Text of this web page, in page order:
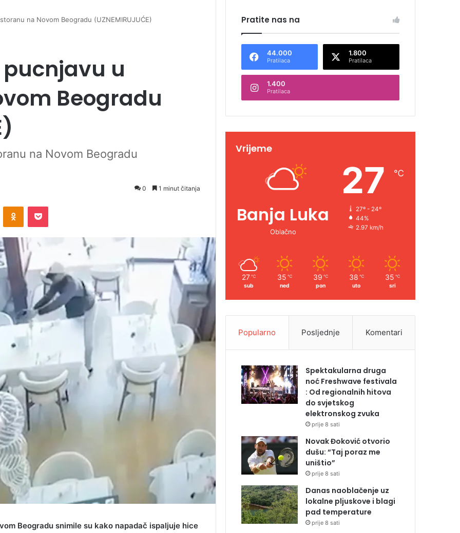
na Novom Beogradu (UZNEMIRUJUĆE)
u
Beogradu
na Novom Beogradu
0 1 minut čitanja
Beogradu snimile su kako napadač ispaljuje hice
Pratite nas na
44.000
Pratilaca
1.800
Pratilaca
1.400
Pratilaca
Vrijeme
Banja Luka
Oblačno
27 ℃
27º - 24º
44%
2.97 km/h
27 ℃
sub
35 ℃
ned
39 ℃
pon
38 ℃
uto
35 ℃
sri
Popularno Posljednje Komentari
Spektakularna druga
noć Freshwave festivala
: Od regionalnih hitova
do svjetskog
elektronskog zvuka
prije 8 sati
Novak Đoković otvorio
dušu: “Taj poraz me
uništio”
prije 8 sati
Danas naoblačenje uz
lokalne pljuskove i blagi
pad temperature
prije 8 sati